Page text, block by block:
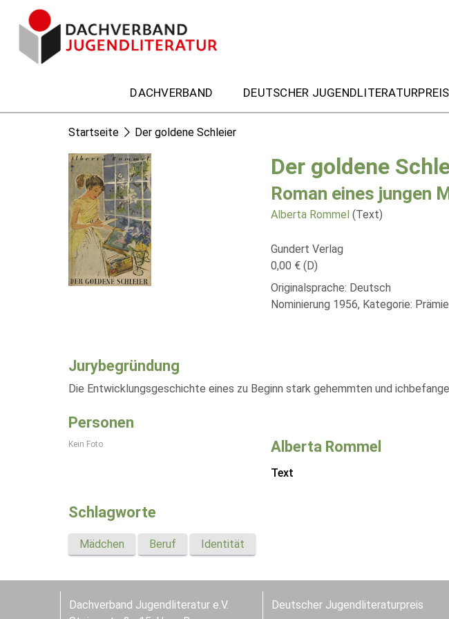
DACHVERBAND DEUTSCHER JUGENDLITERATURPREIS
Startseite Der goldene Schleier
Der goldene
Roman eines jungen
Alberta Rommel (Text)
Gundert Verlag
0,00 € (D)
Originalsprache: Deutsch
Nominierung 1956, Kategorie: Prämie
Jurybegründung
Die Entwicklungsgeschichte eines zu Beginn stark gehemmten und
Personen
Kein Foto Alberta Rommel
Text
Schlagworte
Mädchen Beruf Identität
Dachverband Jugendliteratur e.V.
Deutscher Jugendliteraturpreis